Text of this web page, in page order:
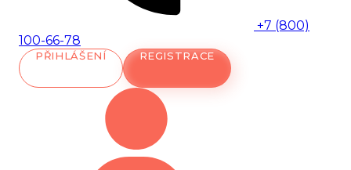
+7 (800)
100-66-78
PŘIHLÁŠENÍ REGISTRACE